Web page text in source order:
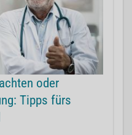
oder
Tipps fürs